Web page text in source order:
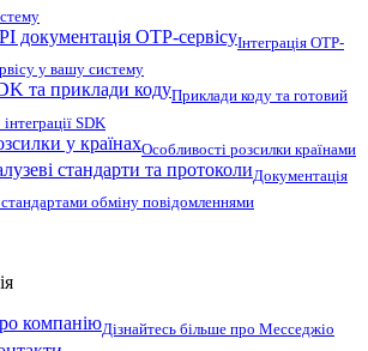
документація OTP-сервісуІнтеграція OTP-
у вашу систему
та приклади кодуПриклади коду та готовий
інтеграції SDK
у країнахОсобливості розсилки країнами
стандарти та протоколиДокументація
стандартами обміну повідомленнями
компаніюДізнайтесь більше про Месседжіо